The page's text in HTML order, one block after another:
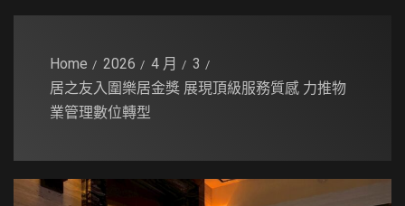
Home 2026 4 月
3
居之友入圍樂居金獎 展現頂級服務質感 力推物
業管理數位轉型